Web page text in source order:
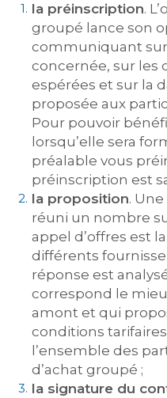
la préinscription.
groupé lance son
communiquant sur
concernée, sur les
espérées et sur la
proposée aux
Pour pouvoir
lorsqu’elle sera
préalable vous
préinscription est
la proposition.
réuni un nombre
appel d’offres est
différents
réponse est
correspond le
amont et qui
conditions
l’ensemble des
d’achat groupé ;
la signature du